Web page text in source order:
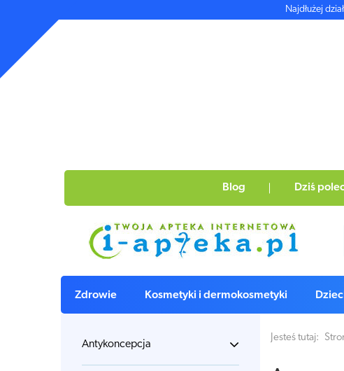
Najdłużej
Blog Dziś
Zdrowie Kosmetyki i dermokosmetyki
Antykoncepcja
Jesteś tutaj: